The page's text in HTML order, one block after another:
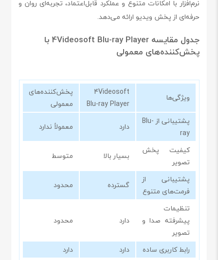
نرم‌افزار با امکانات متنوع و عملکرد قابل‌اعتماد، تجربه‌ای روان و
حرفه‌ای از پخش ویدیو ارائه می‌دهد.
جدول مقایسه 4Videosoft Blu-ray Player با
پخش‌کننده‌های معمولی
ویژگی‌ها
4Videosoft
Blu-ray Player
پخش‌کننده‌های
معمولی
پشتیبانی از Blu-
ray
دارد
معمولاً ندارد
کیفیت پخش
تصویر
بسیار بالا
متوسط
پشتیبانی از
فرمت‌های متنوع
گسترده
محدود
تنظیمات
پیشرفته صدا و
تصویر
دارد محدود
رابط کاربری ساده دارد
دارد